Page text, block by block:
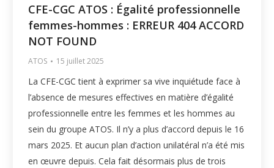
CFE-CGC ATOS : Égalité professionnelle
femmes-hommes : ERREUR 404 ACCORD
NOT FOUND
ATOS 15 juillet 2025
La CFE-CGC tient à exprimer sa vive inquiétude face à
l’absence de mesures effectives en matière d’égalité
professionnelle entre les femmes et les hommes au
sein du groupe ATOS. Il n’y a plus d’accord depuis le 16
mars 2025. Et aucun plan d’action unilatéral n’a été mis
en œuvre depuis. Cela fait désormais plus de trois